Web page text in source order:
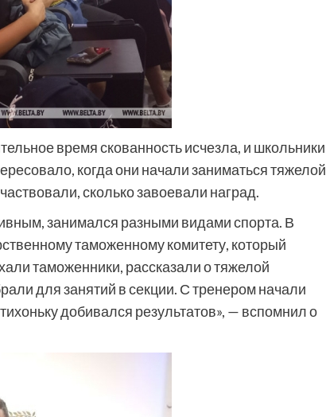
время скованность исчезла, и школьники
когда они начали заниматься тяжелой
сколько завоевали наград.
занимался разными видами спорта. В
таможенному комитету, который
таможенники, рассказали о тяжелой
для занятий в секции. С тренером начали
добивался результатов», — вспомнил о